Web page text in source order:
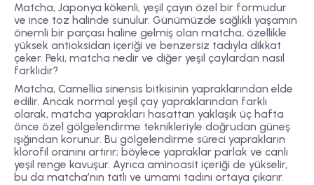
Matcha, Japonya kökenli, yeşil çayın özel bir formudur
ve ince toz halinde sunulur. Günümüzde sağlıklı yaşamın
önemli bir parçası haline gelmiş olan matcha, özellikle
yüksek antioksidan içeriği ve benzersiz tadıyla dikkat
çeker. Peki, matcha nedir ve diğer yeşil çaylardan nasıl
farklıdır?
Matcha, Camellia sinensis bitkisinin yapraklarından elde
edilir. Ancak normal yeşil çay yapraklarından farklı
olarak, matcha yaprakları hasattan yaklaşık üç hafta
önce özel gölgelendirme teknikleriyle doğrudan güneş
ışığından korunur. Bu gölgelendirme süreci yaprakların
klorofil oranını artırır; böylece yapraklar parlak ve canlı
yeşil renge kavuşur. Ayrıca aminoasit içeriği de yükselir,
bu da matcha’nın tatlı ve umami tadını ortaya çıkarır.